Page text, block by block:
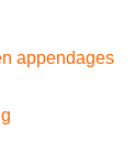
appendages